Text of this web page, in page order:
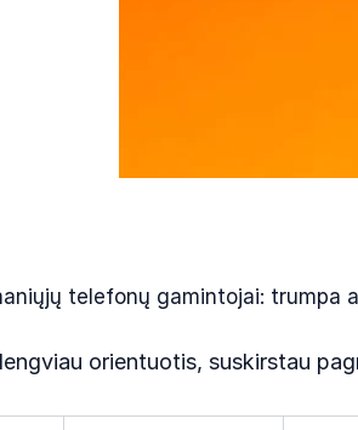
telefonų gamintojai: trumpa
orientuotis, suskirstau